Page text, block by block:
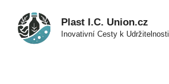
obsah
Plast I.C. Union.cz
Inovativní Cesty k Udržitelnosti